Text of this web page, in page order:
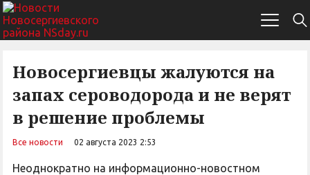
Новосергиевцы жалуются на
запах сероводорода и не верят
в решение проблемы
Все новости 02 августа 2023 2:53
Неоднократно на информационно-новостном